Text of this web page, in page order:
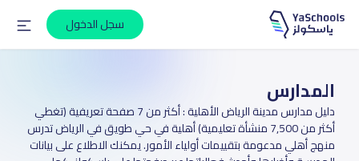
سجل الدخول
المدارس
دليل مدارس مدينة الرياض الأهلية : أكثر من 7 صفحة تعريفية (تغطي
أكثر من 7,500 منشأة تعليمية) أهلية في حي طويق في الرياض تدرس
منهج أهلي مدعومة بتقييمات أولياء الأمور. يمكنك الاطلاع على بيانات